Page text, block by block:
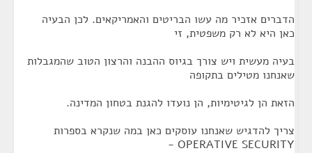
הדברים אזכיר מה עשו הבריטים והאמריקאים. לכן הבעיה
כאן היא לא רק משפטית, זי
בעיה מעשית ויש צורך בגיוס ההבנה והרצון הטוב שהמגבלות
שאנחנו מטילים בתקופה
הזאת הן לגיטימיות, הן נועדו להגנת בטחון המדינה.
צריך להדגיש שאנחנו עוסקים כאן במה שנקרא בספרות
OPERATIVE SECURITY -